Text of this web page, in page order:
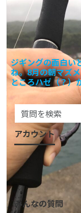
ジギングの面白い
ね。8月の朝マズ
ところハゼ（？）
うライト
アカウント
ログイン
会員登録
みんなの質問